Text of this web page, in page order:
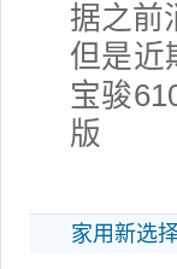
据之前
但是近
宝骏
版
家用新选